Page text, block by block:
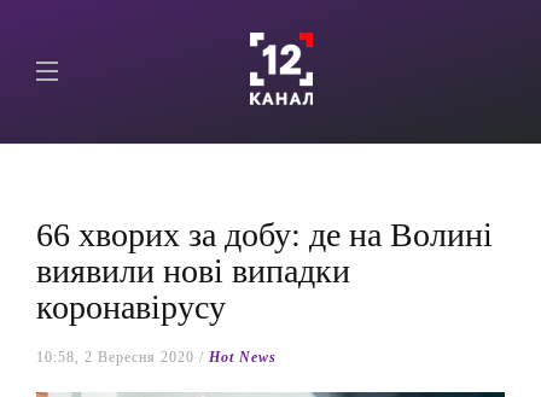
66 хворих за добу: де на Волині
виявили нові випадки
коронавірусу
10:58, 2 Вересня 2020 / Hot News